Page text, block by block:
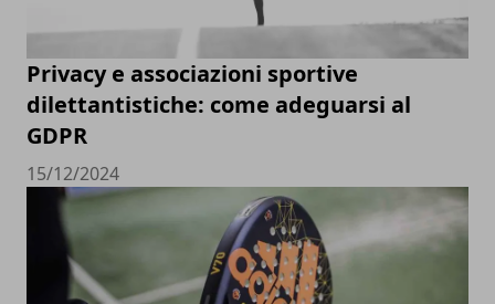
Privacy e associazioni sportive
dilettantistiche: come adeguarsi al
GDPR
15/12/2024